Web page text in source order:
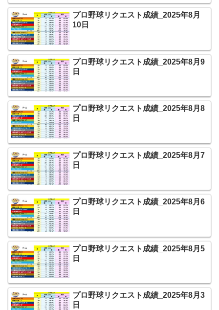
プロ野球リクエスト成績_2025年8月
10日
プロ野球リクエスト成績_2025年8月9
日
プロ野球リクエスト成績_2025年8月8
日
プロ野球リクエスト成績_2025年8月7
日
プロ野球リクエスト成績_2025年8月6
日
プロ野球リクエスト成績_2025年8月5
日
プロ野球リクエスト成績_2025年8月3
日